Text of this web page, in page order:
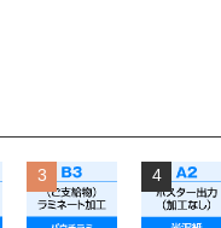
3 4